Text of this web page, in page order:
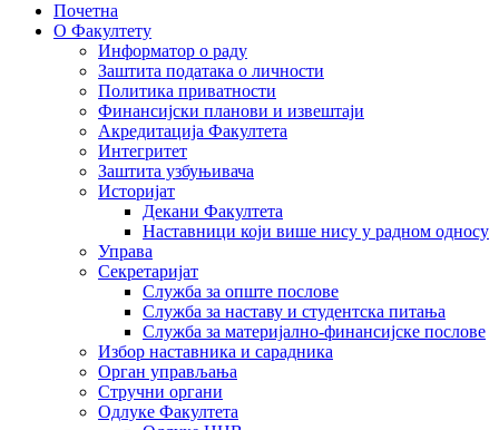
Почетна
О Факултету
Информатор о раду
Заштита података о личности
Политика приватности
Финансијски планови и извештаји
Акредитација Факултета
Интегритет
Заштита узбуњивача
Историјат
Декани Факултета
Наставници који више нису у радном односу
Управа
Секретаријат
Служба за опште послове
Служба за наставу и студентска питања
Служба за материјално-финансијске послове
Избор наставника и сарадника
Oрган управљања
Стручни органи
Одлуке Факултета